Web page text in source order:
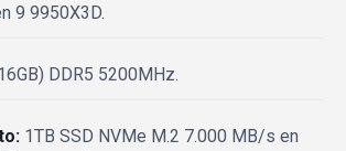
9 9950X3D.
DDR5 5200MHz.
1TB SSD NVMe M.2 7.000 MB/s en